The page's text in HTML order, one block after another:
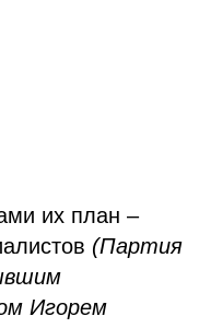
их план –
(Партия
Игорем